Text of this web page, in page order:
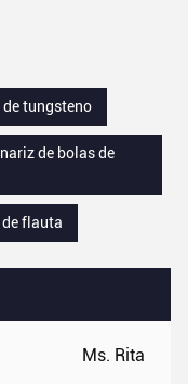
Ms. Rita
tungsteno
de bolas de
de flauta